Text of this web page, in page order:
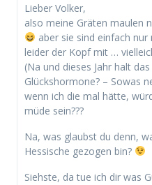
Lieber Volker,
also meine Gräten maulen
aber sie sind einfach
leider der Kopf mit …
(Na und dieses Jahr halt
Glückshormone? – Sowas
wenn ich die mal hätte,
müde sein???
Na, was glaubst du denn,
Hessische gezogen bin?
Siehste, da tue ich dir was